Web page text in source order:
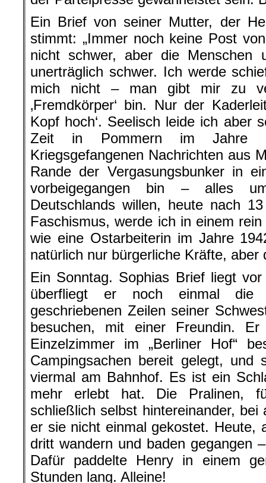
Ein Brief von seiner Mutter, der
stimmt: „Immer noch keine Post
nicht schwer, aber die Menschen
unerträglich schwer. Ich werde
mich nicht – man gibt mir zu
‚Fremdkörper‘ bin. Nur der
Kopf hoch‘. Seelisch leide ich aber
Zeit in Pommern im Jahre
Kriegsgefangenen Nachrichten aus
Rande der Vergasungsbunker in
vorbeigegangen bin – alles
Deutschlands willen, heute nach
Faschismus, werde ich in einem
wie eine Ostarbeiterin im Jahre
natürlich nur bürgerliche Kräfte, aber
Ein Sonntag. Sophias Brief liegt
überfliegt er noch einmal die
geschriebenen Zeilen seiner
besuchen, mit einer Freundin.
Einzelzimmer im „Berliner Hof“
Campingsachen bereit gelegt,
viermal am Bahnhof. Es ist ein
mehr erlebt hat. Die Pralinen,
schließlich selbst hintereinander, bei
er sie nicht einmal gekostet. Heute,
dritt wandern und baden gegangen
Dafür paddelte Henry in einem
Stunden lang. Alleine!